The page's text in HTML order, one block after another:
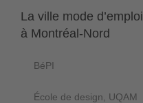
La ville mode d’emploi
à Montréal-Nord
BéPI
École de design, UQAM